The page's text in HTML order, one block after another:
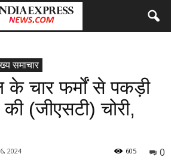
समाचार
चार फर्मों से पकड़ी
(जीएसटी) चोरी,
2024 0
605